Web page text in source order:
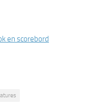
en scorebord